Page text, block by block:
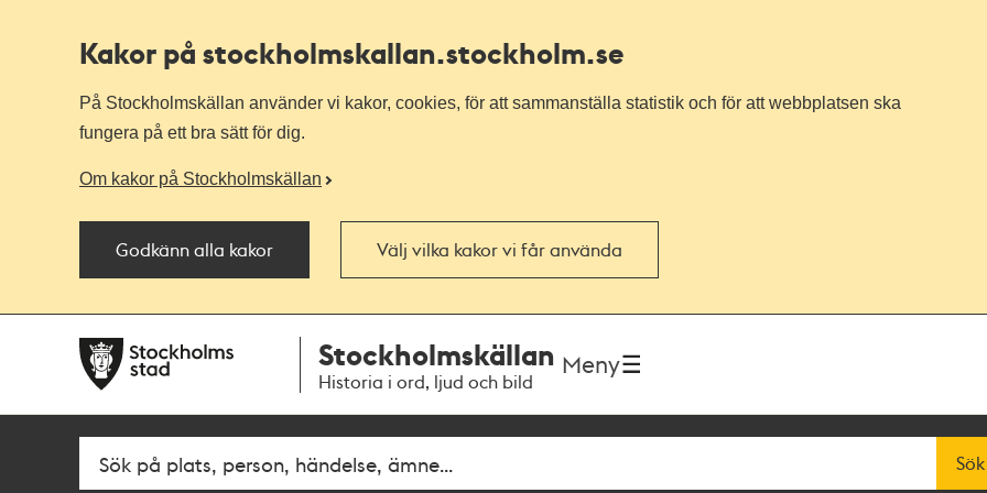
Kakor på stockholmskallan.stockholm.se
På Stockholmskällan använder vi kakor, cookies, för att sammanställa statistik och för att webbplatsen ska
fungera på ett bra sätt för dig.
Om kakor på Stockholmskällan
Godkänn alla kakor Välj vilka kakor vi får använda
navigationen
huvudinnehållet
Stockholmskällan
Historia i ord, ljud och bild
Meny
Fritextsök Sök